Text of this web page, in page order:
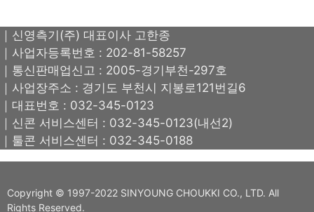
｜신영측기(주) 대표이사 고한종
｜사업자등록번호 : 202-81-58257
｜통신판매업신고 : 2005-경기부천-297호
｜사업장주소 : 경기도 부천시 지봉로121번길6
｜대표번호 : 032-345-0123
｜신콘 서비스센터 : 032-345-0123(내선2)
｜툴콘 서비스센터 : 032-345-0188
Copyright © 1997-2022 SINYOUNG CHOUKKI CO., LTD. All
Rights Reserved.